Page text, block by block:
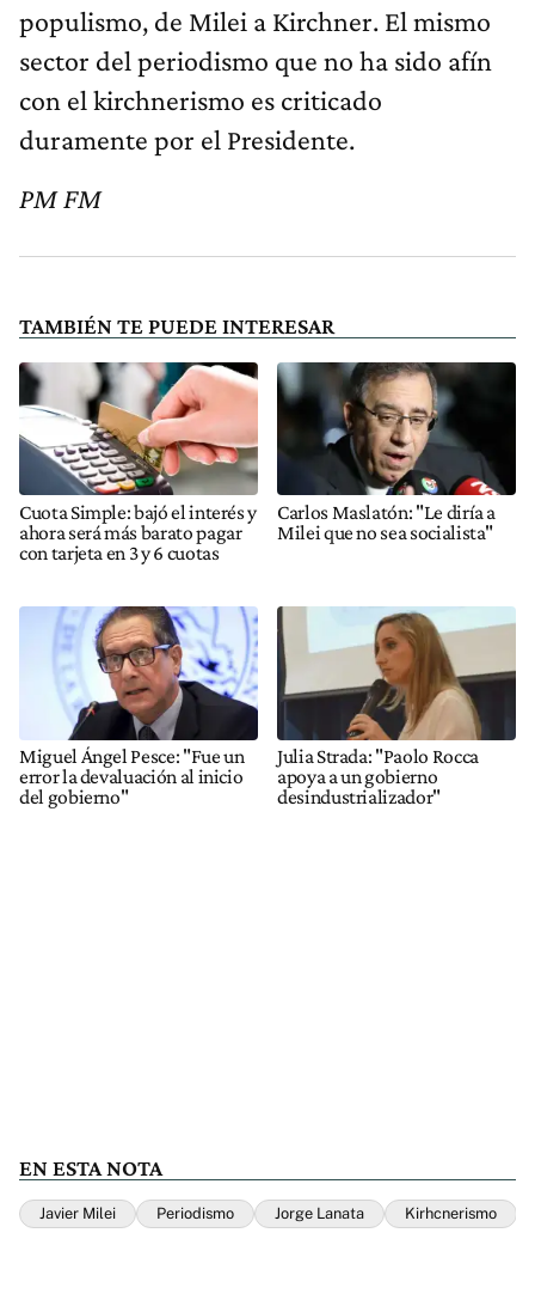
populismo, de Milei a Kirchner. El mismo
sector del periodismo que no ha sido afín
con el kirchnerismo es criticado
duramente por el Presidente.
PM FM
TAMBIÉN TE PUEDE INTERESAR
Cuota Simple: bajó el interés y
ahora será más barato pagar
con tarjeta en 3 y 6 cuotas
Carlos Maslatón: "Le diría a
Milei que no sea socialista"
Miguel Ángel Pesce: "Fue un
error la devaluación al inicio
del gobierno"
Julia Strada: "Paolo Rocca
apoya a un gobierno
desindustrializador"
EN ESTA NOTA
Javier Milei Periodismo Jorge Lanata Kirhcnerismo